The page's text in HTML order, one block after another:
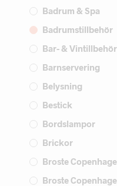
Badrum & Spa
Badrumstillbehör
Bar- & Vintillbehör
Barnservering
Belysning
Bestick
Bordslampor
Brickor
Broste
Broste